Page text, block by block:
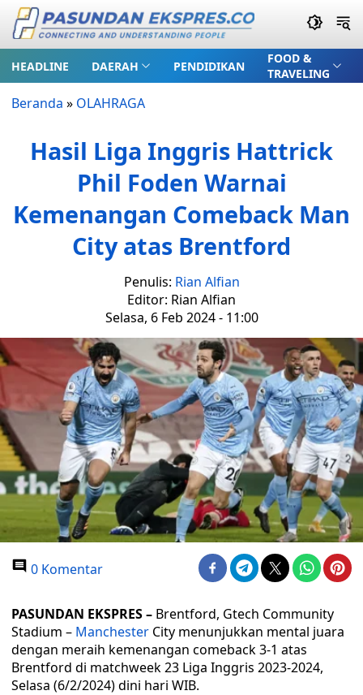
HEADLINE DAERAH PENDIDIKAN
FOOD &
TRAVELING
Beranda » OLAHRAGA
Hasil Liga Inggris Hattrick
Phil Foden Warnai
Kemenangan Comeback Man
City atas Brentford
Penulis: Rian Alfian
Editor: Rian Alfian
Selasa, 6 Feb 2024 - 11:00
0 Komentar
PASUNDAN EKSPRES – Brentford, Gtech Community
Stadium – Manchester City menunjukkan mental juara
dengan meraih kemenangan comeback 3-1 atas
Brentford di matchweek 23 Liga Inggris 2023-2024,
Selasa (6/2/2024) dini hari WIB.